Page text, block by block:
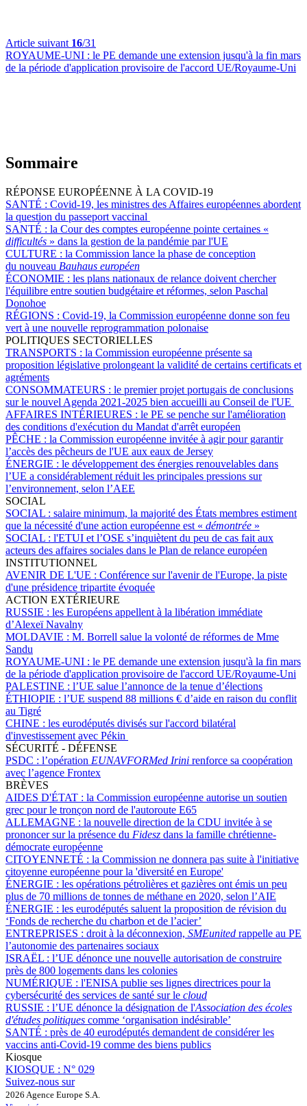
Article suivant 16/31
ROYAUME-UNI : le PE demande une extension jusqu'à la fin mars
de la période d'application provisoire de l'accord UE/Royaume-Uni
Sommaire
RÉPONSE EUROPÉENNE À LA COVID-19
SANTÉ : Covid-19, les ministres des Affaires européennes abordent
la question du passeport vaccinal
SANTÉ : la Cour des comptes européenne pointe certaines «
difficultés » dans la gestion de la pandémie par l'UE
CULTURE : la Commission lance la phase de conception
du nouveau Bauhaus européen
ÉCONOMIE : les plans nationaux de relance doivent chercher
l'équilibre entre soutien budgétaire et réformes, selon Paschal
Donohoe
RÉGIONS : Covid-19, la Commission européenne donne son feu
vert à une nouvelle reprogrammation polonaise
POLITIQUES SECTORIELLES
TRANSPORTS : la Commission européenne présente sa
proposition législative prolongeant la validité de certains certificats et
agréments
CONSOMMATEURS : le premier projet portugais de conclusions
sur le nouvel Agenda 2021-2025 bien accueilli au Conseil de l'UE
AFFAIRES INTÉRIEURES : le PE se penche sur l'amélioration
des conditions d'exécution du Mandat d'arrêt européen
PÊCHE : la Commission européenne invitée à agir pour garantir
l’accès des pêcheurs de l'UE aux eaux de Jersey
ÉNERGIE : le développement des énergies renouvelables dans
l’UE a considérablement réduit les principales pressions sur
l’environnement, selon l’AEE
SOCIAL
SOCIAL : salaire minimum, la majorité des États membres estiment
que la nécessité d'une action européenne est « démontrée »
SOCIAL : l'ETUI et l’OSE s’inquiètent du peu de cas fait aux
acteurs des affaires sociales dans le Plan de relance européen
INSTITUTIONNEL
AVENIR DE L'UE : Conférence sur l'avenir de l'Europe, la piste
d'une présidence tripartite évoquée
ACTION EXTÉRIEURE
RUSSIE : les Européens appellent à la libération immédiate
d’Alexeï Navalny
MOLDAVIE : M. Borrell salue la volonté de réformes de Mme
Sandu
ROYAUME-UNI : le PE demande une extension jusqu'à la fin mars
de la période d'application provisoire de l'accord UE/Royaume-Uni
PALESTINE : l’UE salue l’annonce de la tenue d’élections
ÉTHIOPIE : l’UE suspend 88 millions € d’aide en raison du conflit
au Tigré
CHINE : les eurodéputés divisés sur l'accord bilatéral
d'investissement avec Pékin
SÉCURITÉ - DÉFENSE
PSDC : l’opération EUNAVFORMed Irini renforce sa coopération
avec l’agence Frontex
BRÈVES
AIDES D'ÉTAT : la Commission européenne autorise un soutien
grec pour le tronçon nord de l'autoroute E65
ALLEMAGNE : la nouvelle direction de la CDU invitée à se
prononcer sur la présence du Fidesz dans la famille chrétienne-
démocrate européenne
CITOYENNETÉ : la Commission ne donnera pas suite à l'initiative
citoyenne européenne pour la 'diversité en Europe'
ÉNERGIE : les opérations pétrolières et gazières ont émis un peu
plus de 70 millions de tonnes de méthane en 2020, selon l’AIE
ÉNERGIE : les eurodéputés saluent la proposition de révision du
‘Fonds de recherche du charbon et de l’acier’
ENTREPRISES : droit à la déconnexion, SMEunited rappelle au PE
l’autonomie des partenaires sociaux
ISRAËL : l’UE dénonce une nouvelle autorisation de construire
près de 800 logements dans les colonies
NUMÉRIQUE : l'ENISA publie ses lignes directrices pour la
cybersécurité des services de santé sur le cloud
RUSSIE : l’UE dénonce la désignation de l'Association des écoles
d'études politiques comme ‘organisation indésirable’
SANTÉ : près de 40 eurodéputés demandent de considérer les
vaccins anti-Covid-19 comme des biens publics
Kiosque
KIOSQUE : N° 029
Suivez-nous sur
2026 Agence Europe S.A.